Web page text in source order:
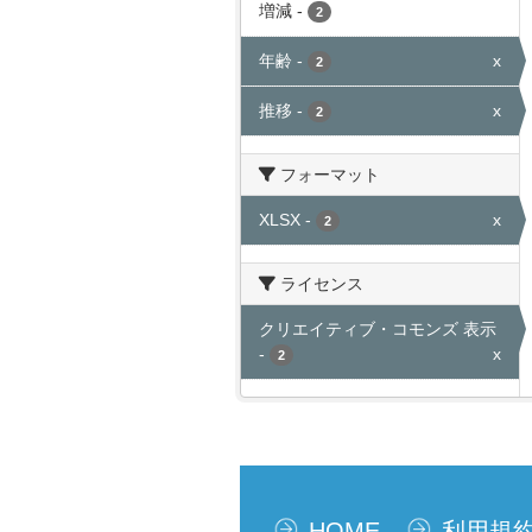
増減 - 2
年齢 - 2 x
推移 - 2 x
フォーマット
XLSX - 2 x
ライセンス
クリエイティブ・コモンズ 表示
-
2 x